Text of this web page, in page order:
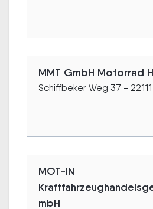
MMT GmbH Motorrad
Schiffbeker Weg 37 -
MOT-IN
mbH